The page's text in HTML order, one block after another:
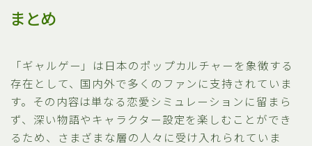
まとめ
「ギャルゲー」は日本のポップカルチャーを象徴する
存在として、国内外で多くのファンに支持されていま
す。その内容は単なる恋愛シミュレーションに留まら
ず、深い物語やキャラクター設定を楽しむことができ
るため、さまざまな層の人々に受け入れられていま